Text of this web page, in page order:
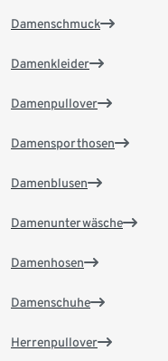
Damenschmuck
Damenkleider
Damenpullover
Damensporthosen
Damenblusen
Damenunterwäsche
Damenhosen
Damenschuhe
Herrenpullover